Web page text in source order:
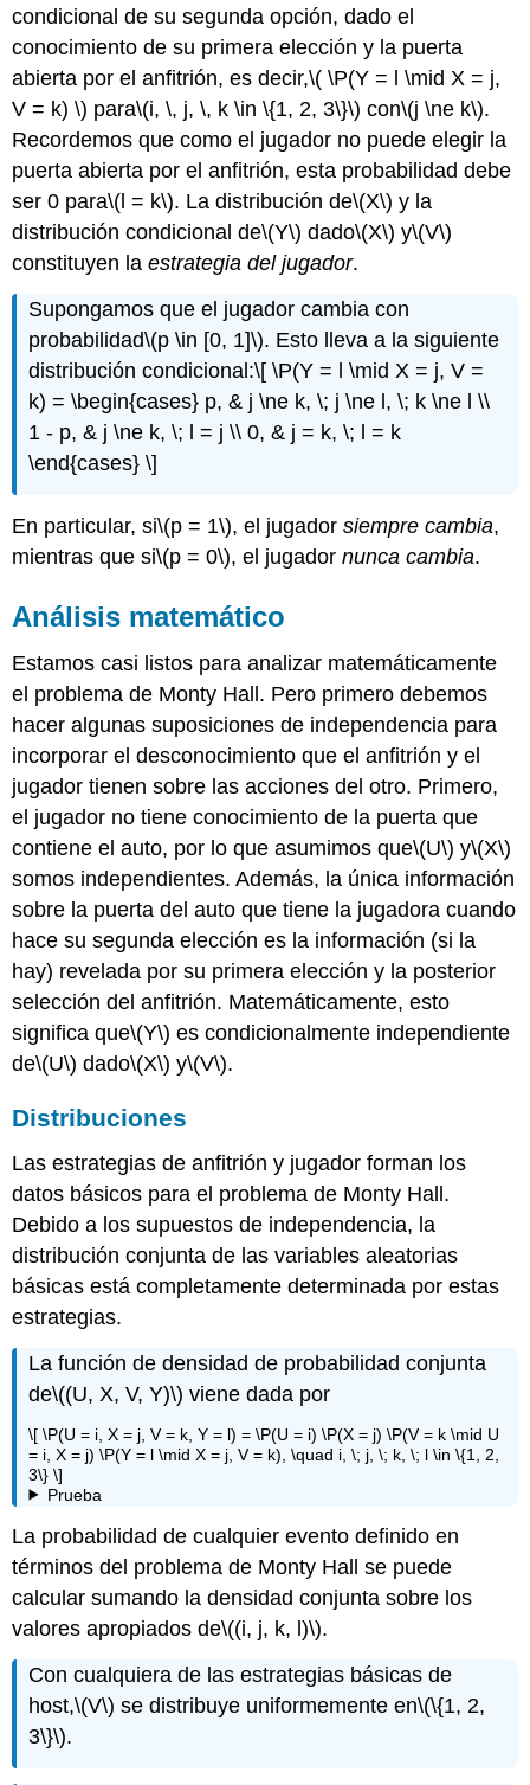
condicional de su segunda opción, dado el
conocimiento de su primera elección y la puerta
abierta por el anfitrión, es decir,\( \P(Y = l \mid X = j,
V = k) \) para\(i, \, j, \, k \in \{1, 2, 3\}\) con\(j \ne k\).
Recordemos que como el jugador no puede elegir la
puerta abierta por el anfitrión, esta probabilidad debe
ser 0 para\(l = k\). La distribución de\(X\) y la
distribución condicional de\(Y\) dado\(X\) y\(V\)
constituyen laestrategia del jugador.
Supongamos que el jugador cambia con
probabilidad\(p \in [0, 1]\). Esto lleva a la siguiente
distribución condicional:\[ \P(Y = l \mid X = j, V =
k) = \begin{cases} p, & j \ne k, \; j \ne l, \; k \ne l \\
1 - p, & j \ne k, \; l = j \\ 0, & j = k, \; l = k
\end{cases} \]
En particular, si\(p = 1\), el jugadorsiempre cambia,
mientras que si\(p = 0\), el jugadornunca cambia.
Análisis matemático
Estamos casi listos para analizar matemáticamente
el problema de Monty Hall. Pero primero debemos
hacer algunas suposiciones de independencia para
incorporar el desconocimiento que el anfitrión y el
jugador tienen sobre las acciones del otro. Primero,
el jugador no tiene conocimiento de la puerta que
contiene el auto, por lo que asumimos que\(U\) y\(X\)
somos independientes. Además, la única información
sobre la puerta del auto que tiene la jugadora cuando
hace su segunda elección es la información (si la
hay) revelada por su primera elección y la posterior
selección del anfitrión. Matemáticamente, esto
significa que\(Y\) es condicionalmente independiente
de\(U\) dado\(X\) y\(V\).
Distribuciones
Las estrategias de anfitrión y jugador forman los
datos básicos para el problema de Monty Hall.
Debido a los supuestos de independencia, la
distribución conjunta de las variables aleatorias
básicas está completamente determinada por estas
estrategias.
La función de densidad de probabilidad conjunta
de\((U, X, V, Y)\) viene dada por
\[ \P(U = i, X = j, V = k, Y = l) = \P(U = i) \P(X = j) \P(V = k \mid U
= i, X = j) \P(Y = l \mid X = j, V = k), \quad i, \; j, \; k, \; l \in \{1, 2,
3\} \]
Prueba
La probabilidad de cualquier evento definido en
términos del problema de Monty Hall se puede
calcular sumando la densidad conjunta sobre los
valores apropiados de\((i, j, k, l)\).
Con cualquiera de las estrategias básicas de
host,\(V\) se distribuye uniformemente en\(\{1, 2,
3\}\).